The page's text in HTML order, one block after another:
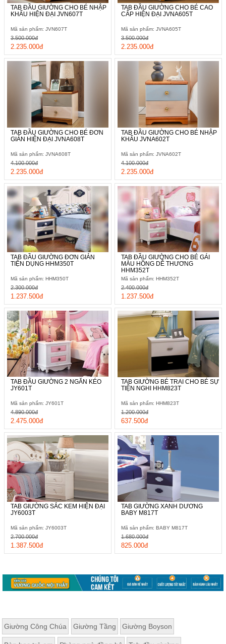
TAB ĐẦU GIƯỜNG CHO BÉ NHẬP
KHẨU HIỆN ĐẠI JVN607T
Mã sản phẩm: JVN607T
2.235.000đ
3.500.000đ
TAB ĐẦU GIƯỜNG CHO BÉ CAO
CẤP HIỆN ĐẠI JVNA605T
Mã sản phẩm: JVNA605T
2.235.000đ
3.500.000đ
TAB ĐẦU GIƯỜNG CHO BÉ ĐƠN
GIẢN HIỆN ĐẠI JVNA608T
Mã sản phẩm: JVNA608T
2.235.000đ
4.100.000đ
TAB ĐẦU GIƯỜNG CHO BÉ NHẬP
KHẨU JVNA602T
Mã sản phẩm: JVNA602T
2.235.000đ
4.100.000đ
TAB ĐẦU GIƯỜNG ĐƠN GIẢN
TIỆN DỤNG HHM350T
Mã sản phẩm: HHM350T
1.237.500đ
2.300.000đ
TAB ĐẦU GIƯỜNG CHO BÉ GÁI
MÀU HỒNG DỄ THƯƠNG
HHM352T
Mã sản phẩm: HHM352T
1.237.500đ
2.400.000đ
TAB ĐẦU GIƯỜNG 2 NGĂN KÉO
JY601T
Mã sản phẩm: JY601T
2.475.000đ
4.890.000đ
TAB GIƯỜNG BÉ TRAI CHO BÉ SỰ
TIỆN NGHI HHM823T
Mã sản phẩm: HHM823T
637.500đ
1.200.000đ
TAB GIƯỜNG SẮC KEM HIỆN ĐẠI
JY6003T
Mã sản phẩm: JY6003T
1.387.500đ
2.700.000đ
TAB GIƯỜNG XANH DƯƠNG
BABY M817T
Mã sản phẩm: BABY M817T
825.000đ
1.680.000đ
Giường Công Chúa Giường Tầng Giường Boyson